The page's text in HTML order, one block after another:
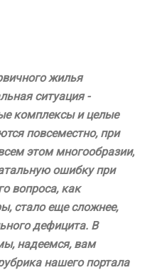
жилья
ситуация -
комплексы и целые
повсеместно, при
этом многообразии,
ошибку при
вопроса, как
стало еще сложнее,
дефицита. В
надеемся, вам
нашего портала